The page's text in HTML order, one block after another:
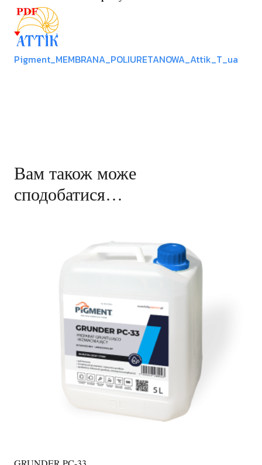
Pigment_MEMBRANA_POLIURETANOWA_Attik_T_ua
Вам також може
сподобатися…